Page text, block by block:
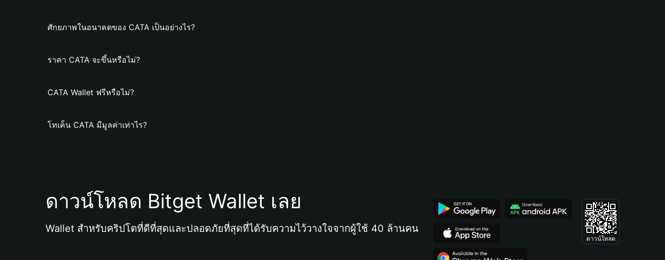
ศักยภาพในอนาคตของ CATA เป็นอย่างไร?
ราคา CATA จะขึ้นหรือไม่?
CATA Wallet ฟรีหรือไม่?
โทเค็น CATA มีมูลค่าเท่าไร?
ดาวน์โหลด Bitget Wallet เลย
Wallet สำหรับคริปโตที่ดีที่สุดและปลอดภัยที่สุดที่ได้รับความไว้วางใจจากผู้ใช้ 40 ล้านคน
ดาวน์โหลด